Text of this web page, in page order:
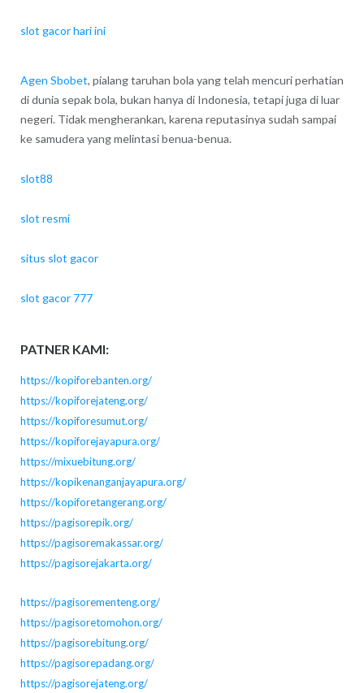
slot gacor hari ini
Agen Sbobet, pialang taruhan bola yang telah mencuri perhatian
di dunia sepak bola, bukan hanya di Indonesia, tetapi juga di luar
negeri. Tidak mengherankan, karena reputasinya sudah sampai
ke samudera yang melintasi benua-benua.
slot88
slot resmi
situs slot gacor
slot gacor 777
PATNER KAMI:
https://kopiforebanten.org/
https://kopiforejateng.org/
https://kopiforesumut.org/
https://kopiforejayapura.org/
https://mixuebitung.org/
https://kopikenanganjayapura.org/
https://kopiforetangerang.org/
https://pagisorepik.org/
https://pagisoremakassar.org/
https://pagisorejakarta.org/
https://pagisorementeng.org/
https://pagisoretomohon.org/
https://pagisorebitung.org/
https://pagisorepadang.org/
https://pagisorejateng.org/